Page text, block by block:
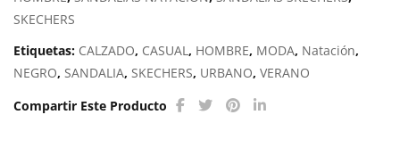
SKECHERS
Etiquetas: CALZADO, CASUAL, HOMBRE, MODA, Natación,
NEGRO, SANDALIA, SKECHERS, URBANO, VERANO
Compartir Este Producto